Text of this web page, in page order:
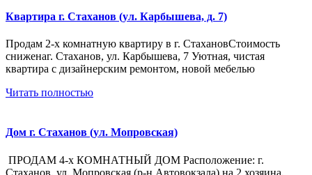
Квартира г. Стаханов (ул. Карбышева, д. 7)
Продам 2-х комнатную квартиру в г. СтахановСтоимость
сниженаг. Стаханов, ул. Карбышева, 7 Уютная, чистая
квартира с дизайнерским ремонтом, новой мебелью
Читать полностью
Дом г. Стаханов (ул. Мопровская)
ПРОДАМ 4-х КОМНАТНЫЙ ДОМ Расположение: г.
Стаханов, ул. Мопровская (р-н Автовокзала) на 2 хозяина,